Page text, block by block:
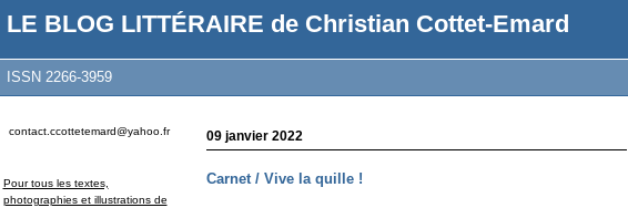
LE BLOG LITTÉRAIRE de Christian Cottet-Emard
ISSN 2266-3959
contact.ccottetemard@yahoo.fr
Pour tous les textes,
photographies et illustrations de
09 janvier 2022
Carnet / Vive la quille !